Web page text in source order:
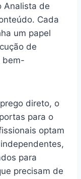
Analista de
Cada
um papel
de
bem-
direto, o
para o
optam
para
precisam de